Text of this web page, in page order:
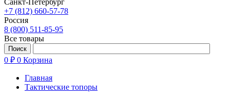
Санкт-Петербург
+7 (812) 660-57-78
Россия
8 (800) 511-85-95
Все товары
0 ₽ 0 Корзина
Главная
Тактические топоры